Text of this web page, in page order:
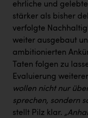
ehrliche und
stärker als bisher
verfolgte
weiter ausgebaut
ambitionierten
Taten folgen zu
Evaluierung
wollen nicht nur
sprechen, sondern
stellt Pilz klar.